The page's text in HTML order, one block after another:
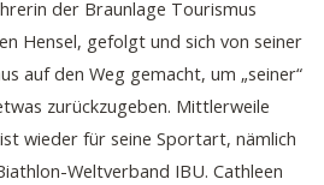
der Braunlage Tourismus
Hensel, gefolgt und sich von seiner
auf den Weg gemacht, um „seiner“
zurückzugeben. Mittlerweile
wieder für seine Sportart, nämlich
Weltverband IBU. Cathleen